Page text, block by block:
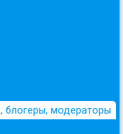
блогеры, модераторы